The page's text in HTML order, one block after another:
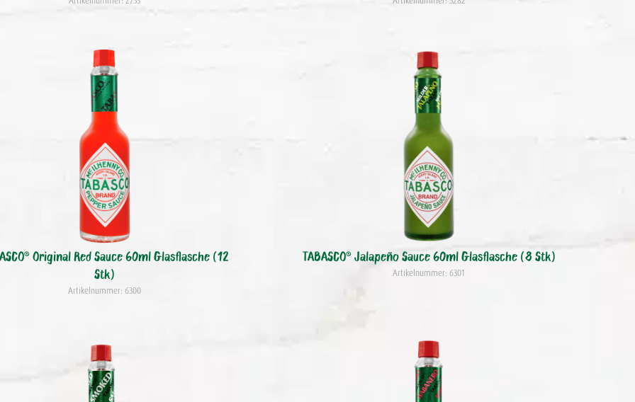
Original Red Sauce 60ml Glasflasche (12
Stk)
Artikelnummer: 6300
TABASCO® Jalapeño Sauce 60ml Glasflasche (8 Stk)
Artikelnummer: 6301